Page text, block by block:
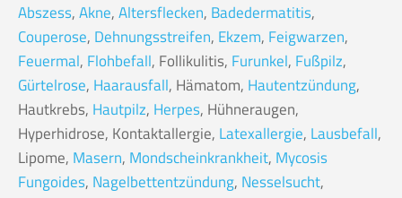
Abszess,Akne,Altersflecken, Badedermatitis,
Couperose, Dehnungsstreifen, Ekzem, Feigwarzen,
Feuermal, Flohbefall, Follikulitis, Furunkel, Fußpilz,
Gürtelrose, Haarausfall, Hämatom, Hautentzündung,
Hautkrebs, Hautpilz, Herpes, Hühneraugen,
Hyperhidrose, Kontaktallergie, Latexallergie, Lausbefall,
Lipome, Masern, Mondscheinkrankheit, Mycosis
Fungoides, Nagelbettentzündung, Nesselsucht,